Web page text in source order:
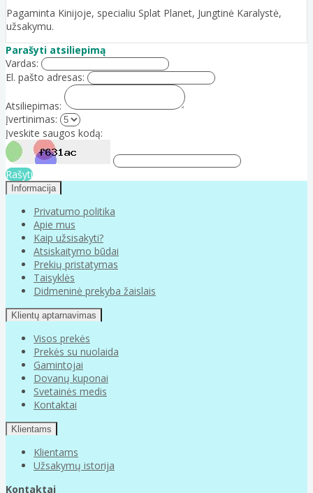
Pagaminta Kinijoje, specialiu Splat Planet, Jungtinė Karalystė,
užsakymu.
Parašyti atsiliepimą
Vardas:
El. pašto adresas:
Atsiliepimas:
Įvertinimas:
Įveskite saugos kodą:
Rašyti
Informacija
Privatumo politika
Apie mus
Kaip užsisakyti?
Atsiskaitymo būdai
Prekių pristatymas
Taisyklės
Didmeninė prekyba žaislais
Klientų aptarnavimas
Visos prekės
Prekės su nuolaida
Gamintojai
Dovanų kuponai
Svetainės medis
Kontaktai
Klientams
Klientams
Užsakymų istorija
Kontaktai